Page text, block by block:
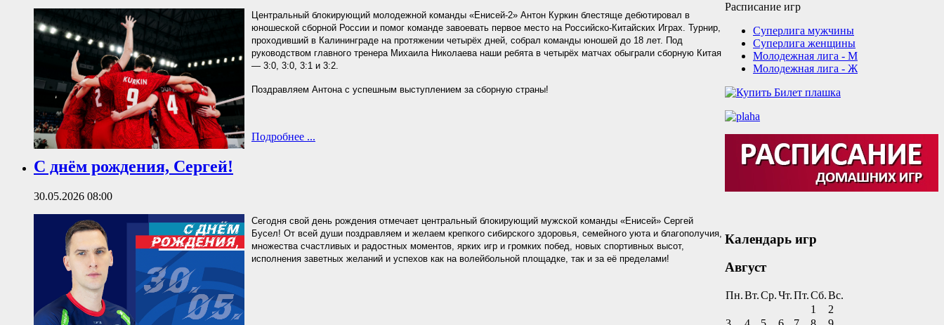
Центральный блокирующий молодежной команды «Енисей‑2» Антон Куркин блестяще дебютировал в
юношеской сборной России и помог команде завоевать первое место на Российско‑Китайских Играх. Турнир,
проходивший в Калининграде на протяжении четырёх дней, собрал команды юношей до 18 лет. Под
руководством главного тренера Михаила Николаева наши ребята в четырёх матчах обыграли сборную Китая
— 3:0, 3:0, 3:1 и 3:2.
Поздравляем Антона с успешным выступлением за сборную страны!
Подробнее ...
С днём рождения, Сергей!
30.05.2026 08:00
Сегодня свой день рождения отмечает центральный блокирующий мужской команды «Енисей» Сергей
Бусел! От всей души поздравляем и желаем крепкого сибирского здоровья, семейного уюта и благополучия,
множества счастливых и радостных моментов, ярких игр и громких побед, новых спортивных высот,
исполнения заветных желаний и успехов как на волейбольной площадке, так и за её пределами!
Расписание игр
Суперлига мужчины
Суперлига женщины
Молодежная лига - М
Молодежная лига - Ж
Календарь игр
Август
Пн.Вт.Ср.Чт.Пт.Сб.Вс.
1
2